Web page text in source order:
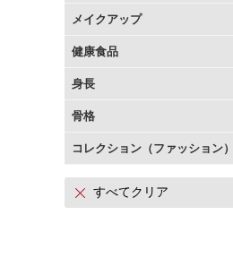
メイクアップ
健康食品
身長
骨格
コレクション（ファッション）
すべてクリア